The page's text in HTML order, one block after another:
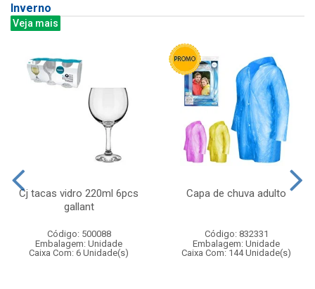
Inverno
Veja mais
Cj tacas vidro 220ml 6pcs
gallant
Código: 500088
Embalagem: Unidade
Caixa Com: 6 Unidade(s)
Capa de chuva adulto
Código: 832331
Embalagem: Unidade
Caixa Com: 144 Unidade(s)